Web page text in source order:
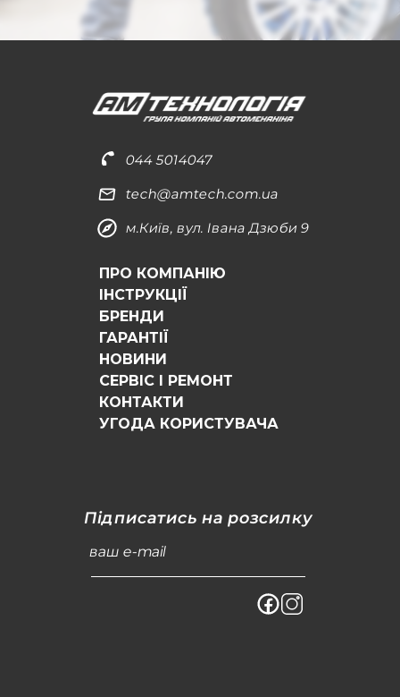
044 5014047
tech@amtech.com.ua
м.Київ, вул. Івана Дзюби 9
ПРО КОМПАНІЮ
ІНСТРУКЦІЇ
БРЕНДИ
ГАРАНТІЇ
НОВИНИ
СЕРВІС І РЕМОНТ
КОНТАКТИ
УГОДА КОРИСТУВАЧА
Підписатись на розсилку
ваш e-mail